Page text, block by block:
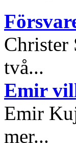
Christer
två...
Emir
Emir
mer...